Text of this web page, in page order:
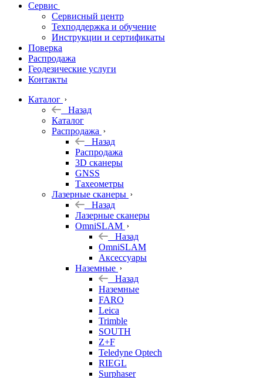
Софт
Георадары
Акции
Гидрография
Подбор
оборудования
по задачам
Архив
Геодезическое
оборудование
Сервис
Сервисный центр
Техподдержка и обучение
Инструкции и сертификаты
Поверка
Распродажа
Геодезические услуги
Контакты
Каталог
Назад
Каталог
Распродажа
Назад
Распродажа
3D сканеры
GNSS
Тахеометры
Лазерные сканеры
Назад
Лазерные сканеры
OmniSLAM
Назад
OmniSLAM
Аксессуары
Наземные
Назад
Наземные
FARO
Leica
Trimble
SOUTH
Z+F
Teledyne Optech
RIEGL
Surphaser